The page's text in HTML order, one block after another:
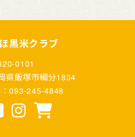
黒米クラブ
0101
県飯塚市綱分1834
093-245-4848